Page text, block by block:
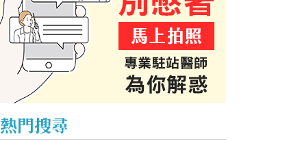
熱門搜尋